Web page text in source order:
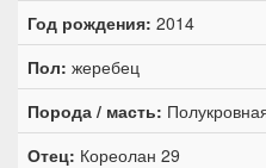
Год рождения: 2014
Пол: жеребец
Порода / масть:
Отец: Кореолан 29